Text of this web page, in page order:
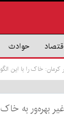
حوادث
کرمان: خاک را با این
بهره‌ور به